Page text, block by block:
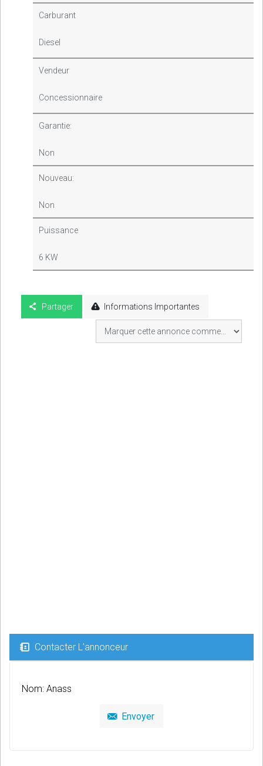
Carburant
Diesel
Vendeur
Concessionnaire
Garantie:
Non
Nouveau:
Non
Puissance
6 KW
Partager Informations Importantes
Contacter L'annonceur
Nom: Anass
Envoyer